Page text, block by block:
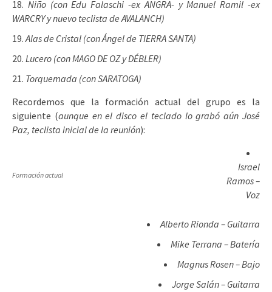
Niño (con Edu Falaschi -ex ANGRA- y Manuel Ramil -ex
WARCRY y nuevo teclista de AVALANCH)
Alas de Cristal (con Ángel de TIERRA SANTA)
Lucero (con MAGO DE OZ y DÉBLER)
Torquemada (con SARATOGA)
Recordemos que la formación actual del grupo es la
siguiente (aunque en el disco el teclado lo grabó aún José
Paz, teclista inicial de la reunión):
Formación actual
Israel
Ramos –
Voz
Alberto Rionda – Guitarra
Mike Terrana – Batería
Magnus Rosen – Bajo
Jorge Salán – Guitarra